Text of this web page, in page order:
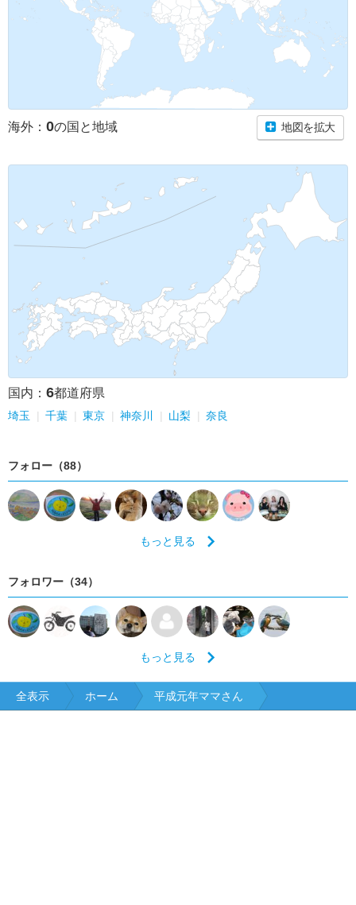
海外： 0の国と地域 地図を拡大
国内： 6都道府県
埼玉 千葉 東京 神奈川 山梨 奈良
フォロー（88）
もっと見る
フォロワー（34）
もっと見る
全表示 ホーム 平成元年ママさん